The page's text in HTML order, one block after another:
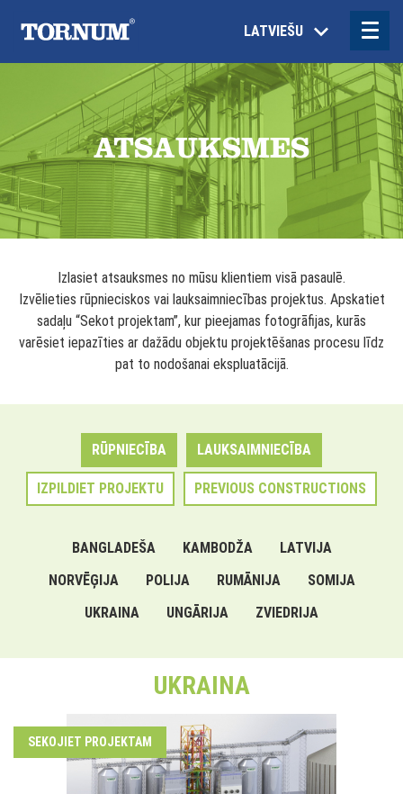
LATVIEŠU
ATSAUKSMES
Izlasiet atsauksmes no mūsu klientiem visā pasaulē.
Izvēlieties rūpnieciskos vai lauksaimniecības projektus. Apskatiet
sadaļu “Sekot projektam”, kur pieejamas fotogrāfijas, kurās
varēsiet iepazīties ar dažādu objektu projektēšanas procesu līdz
pat to nodošanai ekspluatācijā.
RŪPNIECĪBA LAUKSAIMNIECĪBA
IZPILDIET PROJEKTU PREVIOUS CONSTRUCTIONS
BANGLADEŠA KAMBODŽA
LATVIJA
NORVĒĢIJA
POLIJA RUMĀNIJA
SOMIJA
UKRAINA
UNGĀRIJA ZVIEDRIJA
UKRAINA
SEKOJIET PROJEKTAM